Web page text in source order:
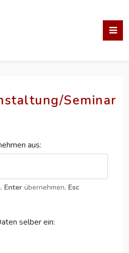
Seminar
aus:
Enter übernehmen, Esc
selber ein: